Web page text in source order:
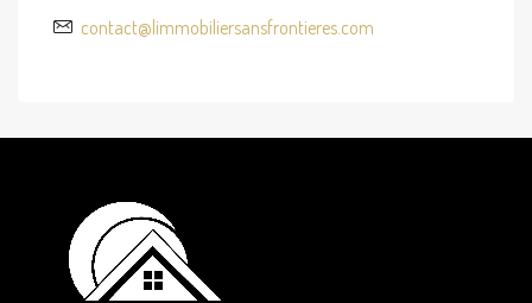
contact@limmobiliersansfrontieres.com